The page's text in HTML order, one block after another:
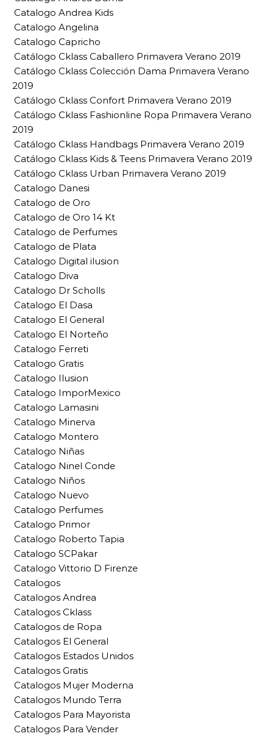
Catalogo Andrea Kids
Catalogo Angelina
Catalogo Capricho
Catálogo Cklass Caballero Primavera Verano 2019
Catálogo Cklass Colección Dama Primavera Verano
2019
Catálogo Cklass Confort Primavera Verano 2019
Catálogo Cklass Fashionline Ropa Primavera Verano
2019
Catálogo Cklass Handbags Primavera Verano 2019
Catálogo Cklass Kids & Teens Primavera Verano 2019
Catálogo Cklass Urban Primavera Verano 2019
Catalogo Danesi
Catalogo de Oro
Catalogo de Oro 14 Kt
Catalogo de Perfumes
Catalogo de Plata
Catalogo Digital ilusion
Catalogo Diva
Catalogo Dr Scholls
Catalogo El Dasa
Catalogo El General
Catalogo El Norteño
Catalogo Ferreti
Catalogo Gratis
Catalogo Ilusion
Catalogo ImporMexico
Catalogo Lamasini
Catalogo Minerva
Catalogo Montero
Catalogo Niñas
Catalogo Ninel Conde
Catalogo Niños
Catalogo Nuevo
Catalogo Perfumes
Catalogo Primor
Catalogo Roberto Tapia
Catalogo SCPakar
Catalogo Vittorio D Firenze
Catalogos
Catalogos Andrea
Catalogos Cklass
Catalogos de Ropa
Catalogos El General
Catalogos Estados Unidos
Catalogos Gratis
Catalogos Mujer Moderna
Catalogos Mundo Terra
Catalogos Para Mayorista
Catalogos Para Vender